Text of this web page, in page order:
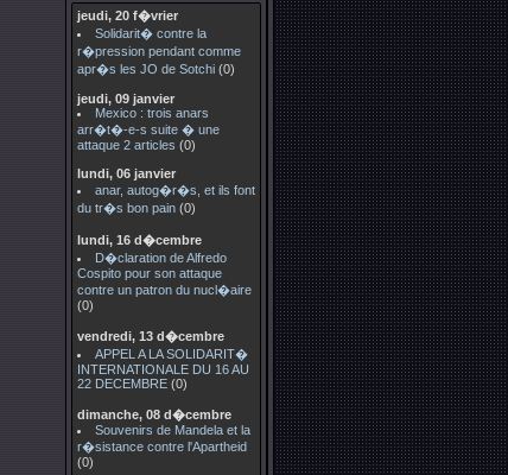
jeudi, 20 f�vrier
Solidarit� contre la
r�pression pendant comme
apr�s les JO de Sotchi (0)
jeudi, 09 janvier
Mexico : trois anars
arr�t�-e-s suite � une
attaque 2 articles (0)
lundi, 06 janvier
anar, autog�r�s, et ils font
du tr�s bon pain (0)
lundi, 16 d�cembre
D�claration de Alfredo
Cospito pour son attaque
contre un patron du nucl�aire
(0)
vendredi, 13 d�cembre
APPEL A LA SOLIDARIT�
INTERNATIONALE DU 16 AU
22 DECEMBRE (0)
dimanche, 08 d�cembre
Souvenirs de Mandela et la
r�sistance contre l'Apartheid
(0)